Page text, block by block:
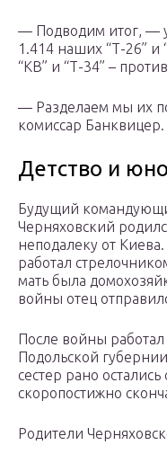
— Подводим итог, —
1.414 наших “Т-26” и
“КВ” и “Т-34” –
— Разделаем мы их
комиссар
Детство и
Будущий
Черняховский
неподалеку от
работал
мать была
войны отец
После войны
Подольской
сестер рано
скоропостижно
Родители